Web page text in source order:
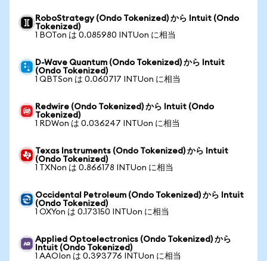
RoboStrategy (Ondo Tokenized) から Intuit (Ondo
Tokenized)
1 BOTon は 0.085980 INTUon に相当
D-Wave Quantum (Ondo Tokenized) から Intuit
(Ondo Tokenized)
1 QBTSon は 0.060717 INTUon に相当
Redwire (Ondo Tokenized) から Intuit (Ondo
Tokenized)
1 RDWon は 0.036247 INTUon に相当
Texas Instruments (Ondo Tokenized) から Intuit
(Ondo Tokenized)
1 TXNon は 0.866178 INTUon に相当
Occidental Petroleum (Ondo Tokenized) から Intuit
(Ondo Tokenized)
1 OXYon は 0.173150 INTUon に相当
Applied Optoelectronics (Ondo Tokenized) から
Intuit (Ondo Tokenized)
1 AAOIon は 0.393776 INTUon に相当